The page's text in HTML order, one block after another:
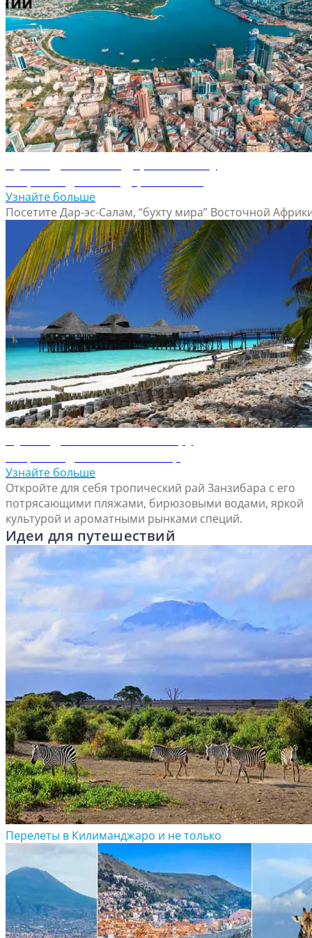
Узнайте больше
Посетите Дар-эс-Салам, “бухту мира” Восточной
Узнайте больше
Откройте для себя тропический рай Занзибара с его
потрясающими пляжами, бирюзовыми водами, яркой
культурой и ароматными рынками специй.
Идеи для путешествий
Перелеты в Килиманджаро и не только